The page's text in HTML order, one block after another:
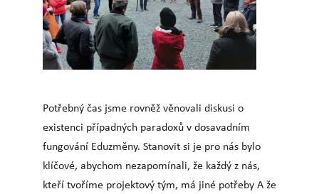
Potřebný čas jsme rovněž věnovali diskusi o
existenci případných paradoxů v dosavadním
fungování Eduzměny. Stanovit si je pro nás bylo
klíčové, abychom nezapomínali, že každý z nás,
kteří tvoříme projektový tým, má jiné potřeby A že